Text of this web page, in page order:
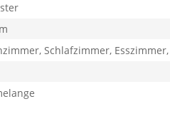
Schlafzimmer,